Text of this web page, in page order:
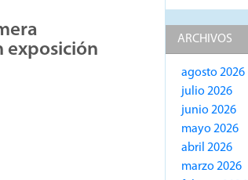
exposición
ARCHIVOS
agosto 2026
julio 2026
junio 2026
mayo 2026
abril 2026
marzo 2026